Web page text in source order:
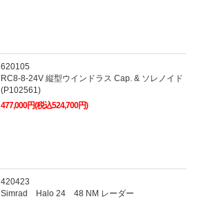
620105
RC8-8-24V 縦型ウインドラス Cap. & ソレノイド
(P102561)
477,000円(税込524,700円)
420423
Simrad Halo 24 48 NM レーダー